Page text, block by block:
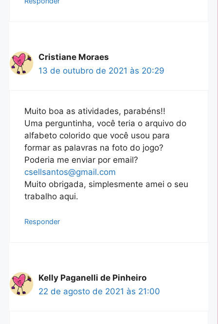
Cristiane Moraes
13 de outubro de 2021 às 20:29
Muito boa as atividades, parabéns!!
Uma perguntinha, você teria o arquivo do
alfabeto colorido que você usou para
formar as palavras na foto do jogo?
Poderia me enviar por email?
csellsantos@gmail.com
Muito obrigada, simplesmente amei o seu
trabalho aqui.
Responder
Kelly Paganelli de Pinheiro
22 de agosto de 2021 às 21:00